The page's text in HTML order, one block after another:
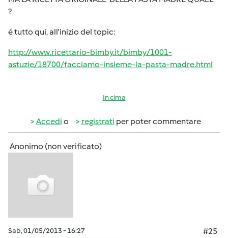
?
é tutto qui, all'inizio del topic:
http://www.ricettario-bimby.it/bimby/1001-
astuzie/18700/facciamo-insieme-la-pasta-madre.html
In cima
Accedi o registrati per poter commentare
Anonimo (non verificato)
Sab, 01/05/2013 - 16:27
#25